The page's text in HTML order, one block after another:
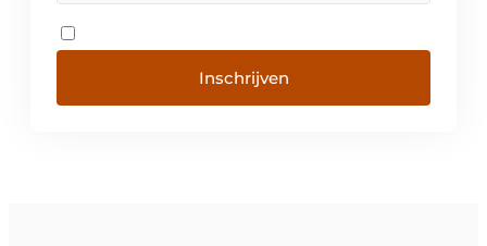
Inschrijven